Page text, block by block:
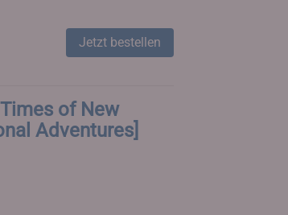
Jetzt bestellen
of New
Adventures]